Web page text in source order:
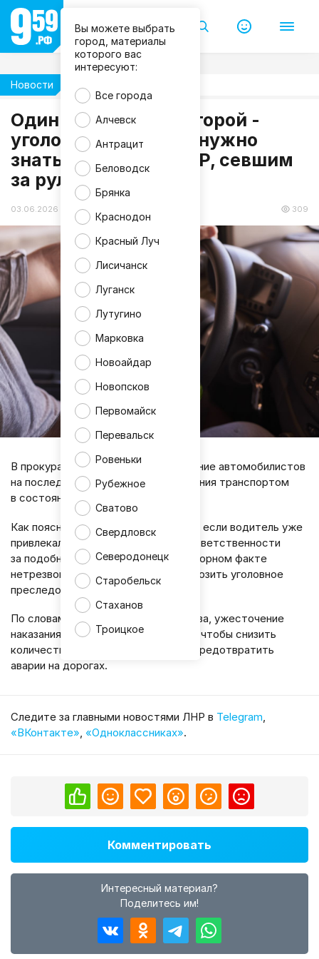
Вы можете выбрать
город, материалы
которого вас
интересуют:
Все города
Алчевск
Антрацит
Беловодск
Брянка
Краснодон
Красный Луч
Лисичанск
Луганск
Лутугино
Марковка
Новоайдар
Новопсков
Первомайск
Перевальск
Ровеньки
Рубежное
Сватово
Свердловск
Северодонецк
Старобельск
Стаханов
Троицкое
Новости
Один раз - штраф, второй -
уголовное дело: что нужно
знать водителям ЛНР, севшим
за руль пьяными
03.06.2026 16:46 309
m
a
g
n
i
f
c
В прокуратуре ЛНР обратили внимание автомобилистов
на последствия повторного управления транспортом
в состоянии опьянения.
Как пояснила прокурор Анна Ильина, если водитель уже
привлекался к административной ответственности
за подобное нарушение, то при повторном факте
нетрезвого вождения ему может грозить уголовное
преследование.
По словам представителя ведомства, ужесточение
наказания предусмотрено для того, чтобы снизить
количество подобных нарушений и предотвратить
аварии на дорогах.
Cледите за главными новостями ЛНР в Telegram,
«ВКонтакте», «Одноклассниках».
Комментировать
Интересный материал?
Поделитесь им!